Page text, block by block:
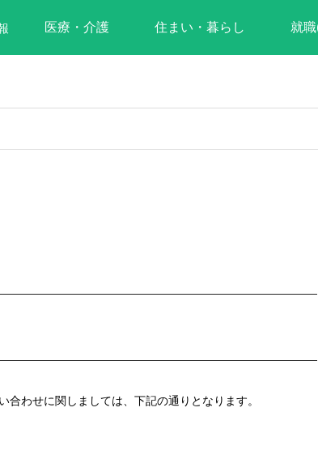
医療・介護 住まい・暮らし 就
わせに関しましては、下記の通りとなります。